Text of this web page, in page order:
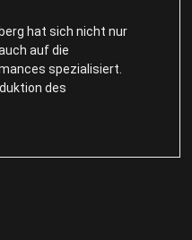
hat sich nicht nur
auf die
spezialisiert.
des